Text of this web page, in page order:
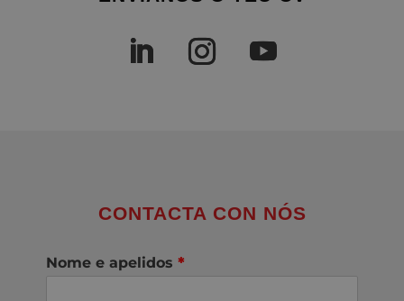
CONTACTA CON NÓS
Nome e apelidos *